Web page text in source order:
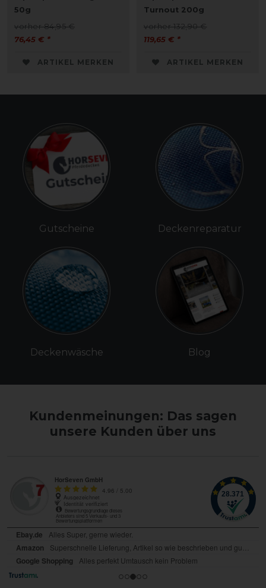
50g
vorher 84,95 €
76,45 € *
ARTIKEL MERKEN
Turnout 200g
vorher 132,90 €
119,65 € *
ARTIKEL MERKEN
Gutscheine
Deckenwäsche
Deckenreparatur
Blog
Kundenmeinungen: Das sagen
unsere Kunden über uns